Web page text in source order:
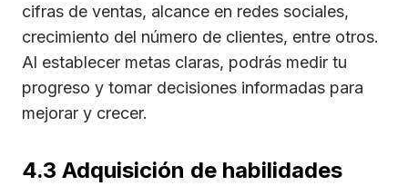
cifras de ventas, alcance en redes sociales,
crecimiento del número de clientes, entre otros.
Al establecer metas claras, podrás medir tu
progreso y tomar decisiones informadas para
mejorar y crecer.
4.3 Adquisición de habilidades